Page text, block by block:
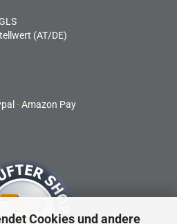
Cookies und andere
(AT/DE)
-Amazon Pay